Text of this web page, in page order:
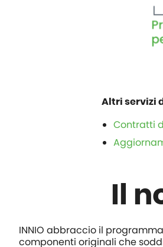
Altri servizi
Contratti
Il
INNIO abbraccio il
componenti originali che